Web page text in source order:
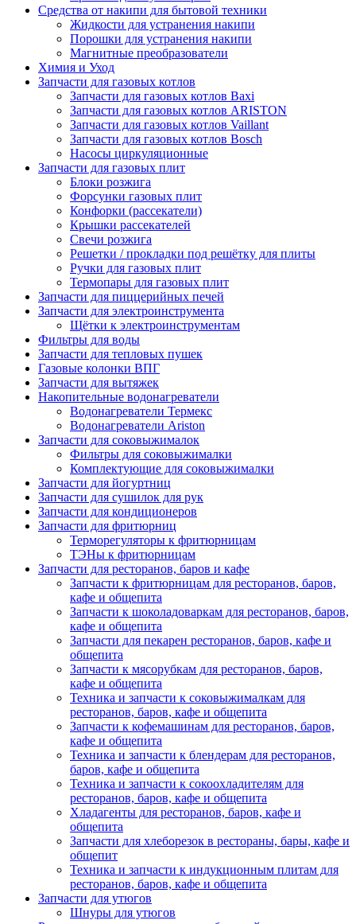
Средства от накипи для бытовой техники
Жидкости для устранения накипи
Порошки для устранения накипи
Магнитные преобразователи
Химия и Уход
Запчасти для газовых котлов
Запчасти для газовых котлов Baxi
Запчасти для газовых котлов ARISTON
Запчасти для газовых котлов Vaillant
Запчасти для газовых котлов Bosch
Насосы циркуляционные
Запчасти для газовых плит
Блоки розжига
Форсунки газовых плит
Конфорки (рассекатели)
Крышки рассекателей
Свечи розжига
Решетки / прокладки под решётку для плиты
Ручки для газовых плит
Термопары для газовых плит
Запчасти для пиццерийных печей
Запчасти для электроинструмента
Щётки к электроинструментам
Фильтры для воды
Запчасти для тепловых пушек
Газовые колонки ВПГ
Запчасти для вытяжек
Накопительные водонагреватели
Водонагреватели Термекс
Водонагреватели Ariston
Запчасти для соковыжималок
Фильтры для соковыжималки
Комплектующие для соковыжималки
Запчасти для йогуртниц
Запчасти для сушилок для рук
Запчасти для кондиционеров
Запчасти для фритюрниц
Терморегуляторы к фритюрницам
ТЭНы к фритюрницам
Запчасти для ресторанов, баров и кафе
Запчасти к фритюрницам для ресторанов, баров,
кафе и общепита
Запчасти к шоколадоваркам для ресторанов, баров,
кафе и общепита
Запчасти для пекарен ресторанов, баров, кафе и
общепита
Запчасти к мясорубкам для ресторанов, баров,
кафе и общепита
Техника и запчасти к соковыжималкам для
ресторанов, баров, кафе и общепита
Запчасти к кофемашинам для ресторанов, баров,
кафе и общепита
Техника и запчасти к блендерам для ресторанов,
баров, кафе и общепита
Техника и запчасти к сокоохладителям для
ресторанов, баров, кафе и общепита
Хладагенты для ресторанов, баров, кафе и
общепита
Запчасти для хлеборезок в рестораны, бары, кафе и
общепит
Техника и запчасти к индукционным плитам для
ресторанов, баров, кафе и общепита
Запчасти для утюгов
Шнуры для утюгов